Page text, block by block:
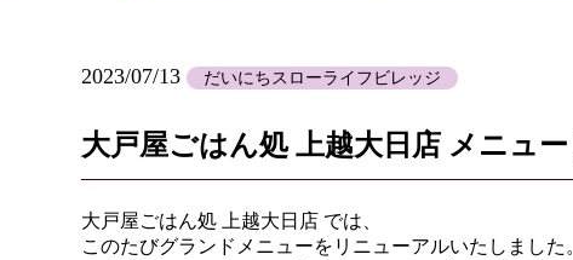
2023/07/13 だいにちスローライフビレッジ
大戸屋ごはん処 上越大日店 メニュ
大戸屋ごはん処 上越大日店 では、
このたびグランドメニューをリニューアルいたしました